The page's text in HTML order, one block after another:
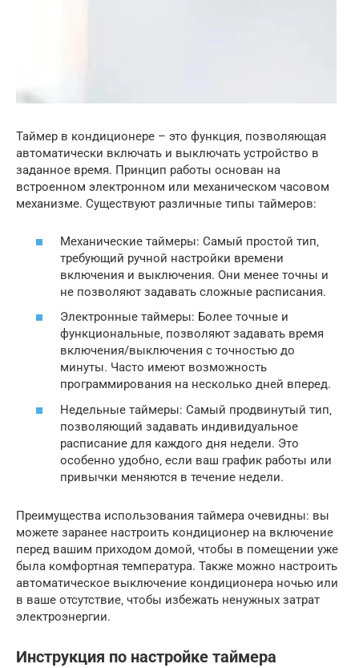
Таймер в кондиционере – это функция‚ позволяющая
автоматически включать и выключать устройство в
заданное время. Принцип работы основан на
встроенном электронном или механическом часовом
механизме. Существуют различные типы таймеров:
Механические таймеры: Самый простой тип‚
требующий ручной настройки времени
включения и выключения. Они менее точны и
не позволяют задавать сложные расписания.
Электронные таймеры: Более точные и
функциональные‚ позволяют задавать время
включения/выключения с точностью до
минуты. Часто имеют возможность
программирования на несколько дней вперед.
Недельные таймеры: Самый продвинутый тип‚
позволяющий задавать индивидуальное
расписание для каждого дня недели. Это
особенно удобно‚ если ваш график работы или
привычки меняются в течение недели.
Преимущества использования таймера очевидны: вы
можете заранее настроить кондиционер на включение
перед вашим приходом домой‚ чтобы в помещении уже
была комфортная температура. Также можно настроить
автоматическое выключение кондиционера ночью или
в ваше отсутствие‚ чтобы избежать ненужных затрат
электроэнергии.
Инструкция по настройке таймера